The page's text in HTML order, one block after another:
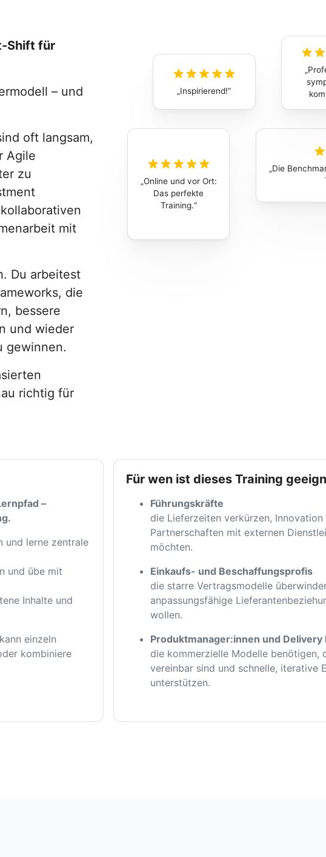
Shift für
– und
oft langsam,
Agile
zu
mit
Du arbeitest
die
bessere
und wieder
gewinnen.
richtig für
Inspirierend!
Online und vor Ort:
Das perfekte
Training.
Die
–
und lerne zentrale
und übe mit
Inhalte und
einzeln
kombiniere
Für wen ist dieses Training
Führungskräfte
die Lieferzeiten verkürzen,
Partnerschaften mit externen
möchten.
Einkaufs- und Beschaffungsprofis
die starre Vertragsmodelle
anpassungsfähige
wollen.
Produktmanager:innen und Delivery
die kommerzielle Modelle benötigen,
vereinbar sind und schnelle, iterative
unterstützen.